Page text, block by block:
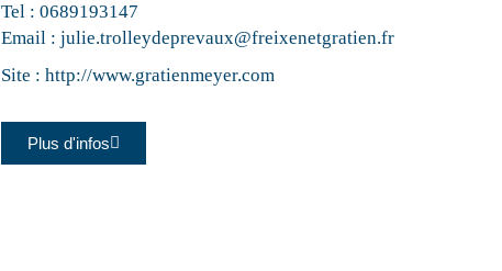
Tel : 0689193147
Email : julie.trolleydeprevaux@freixenetgratien.fr
Site : http://www.gratienmeyer.com
Plus d'infos